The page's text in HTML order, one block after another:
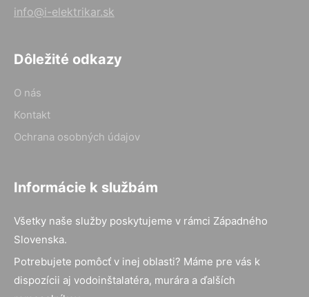
info@i-elektrikar.sk
Dôležité odkazy
O nás
Kontakt
Ochrana osobných údajov
Informácie k službám
Všetky naše služby poskytujeme v rámci Západného
Slovenska.
Potrebujete pomôcť v inej oblasti? Máme pre vás k
dispozícii aj vodoinštalatéra, murára a ďalších